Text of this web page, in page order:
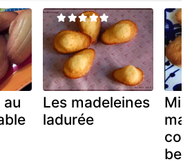
au
Les madeleines
ladurée